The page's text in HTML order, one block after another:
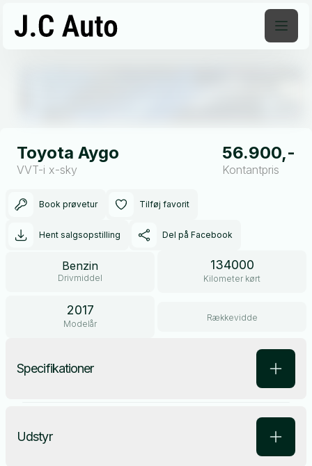
Toyota Aygo
VVT-i x-sky
56.900,-
Kontantpris
Book prøvetur Tilføj favorit
Hent salgsopstilling Del på Facebook
Benzin
Drivmiddel
134000
Kilometer kørt
2017
Modelår
Rækkevidde
Specifikationer
Udstyr